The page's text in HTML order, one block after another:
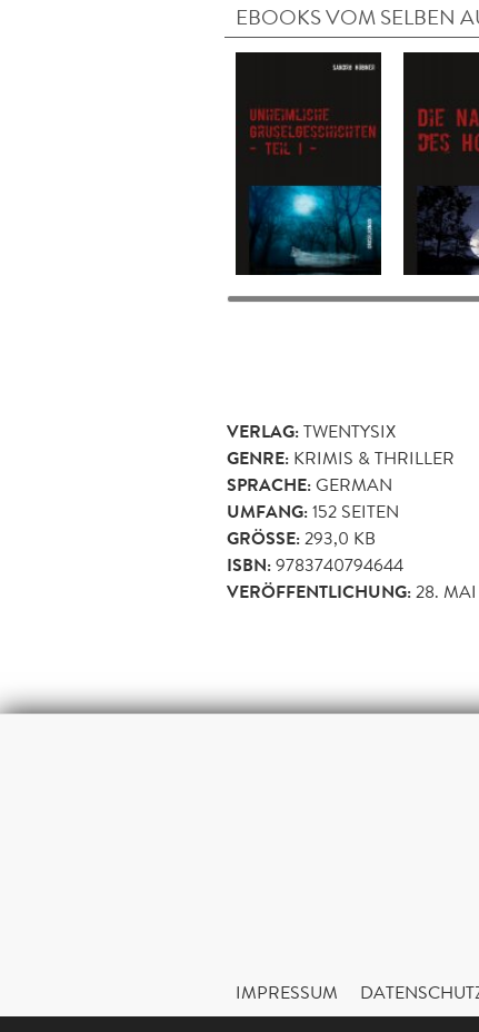
EBOOKS VOM SELBEN
VERLAG:TWENTYSIX
GENRE: KRIMIS & THRILLER
SPRACHE:GERMAN
UMFANG:152 SEITEN
GRÖSSE: 293,0 KB
ISBN:9783740794644
VERÖFFENTLICHUNG:28. MAI
IMPRESSUM